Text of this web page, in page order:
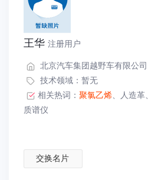
王华 注册用户
北京汽车集团越野车有限公司
技术领域：暂无
相关热词： 聚氯乙烯、 人造革、
质谱仪
交换名片